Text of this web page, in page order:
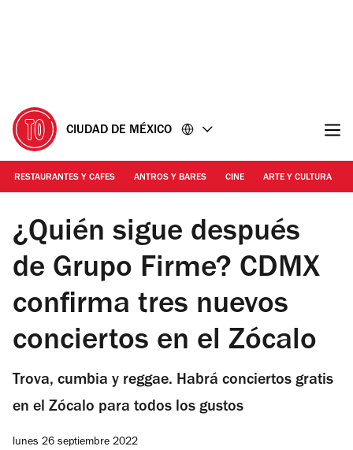
CIUDAD DE MÉXICO
RESTAURANTES Y CAFES ANTROS Y BARES CINE ARTE Y CULTURA
Foto: Cortesía Secretaria de Cultura
¿Quién sigue después
de Grupo Firme? CDMX
confirma tres nuevos
conciertos en el Zócalo
Trova, cumbia y reggae. Habrá conciertos gratis
en el Zócalo para todos los gustos
lunes 26 septiembre 2022